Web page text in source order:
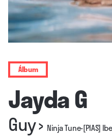
Álbum
Jayda G
Guy› Ninja Tune-[PIAS]